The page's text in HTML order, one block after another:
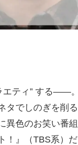
エティ” する――
タでしのぎを削
異色のお笑い番
！』（TBS系）だ